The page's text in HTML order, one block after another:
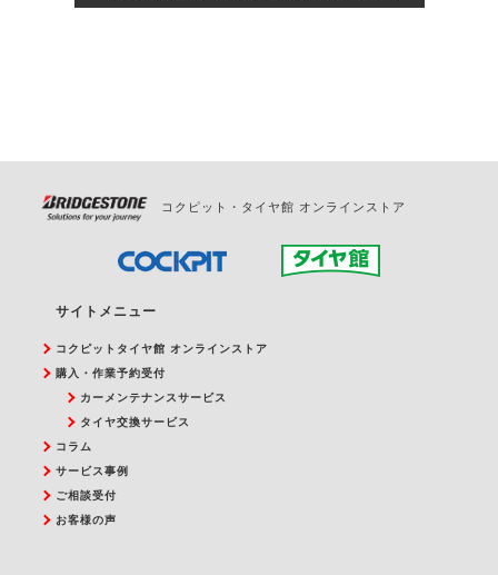
の日時変更につきましては、直接ご予約の店舗まで
コクピット・タイヤ館 オンラインストア
サイトメニュー
コクピットタイヤ館 オンラインストア
購入・作業予約受付
カーメンテナンスサービス
タイヤ交換サービス
コラム
サービス事例
ご相談受付
お客様の声